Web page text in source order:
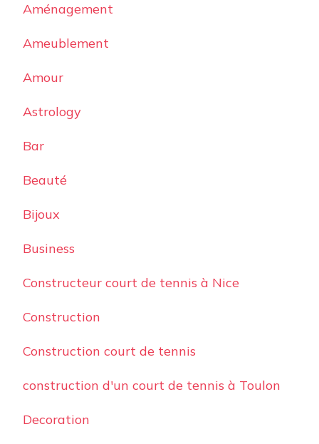
Aménagement
Ameublement
Amour
Astrology
Bar
Beauté
Bijoux
Business
Constructeur court de tennis à Nice
Construction
Construction court de tennis
construction d'un court de tennis à Toulon
Decoration